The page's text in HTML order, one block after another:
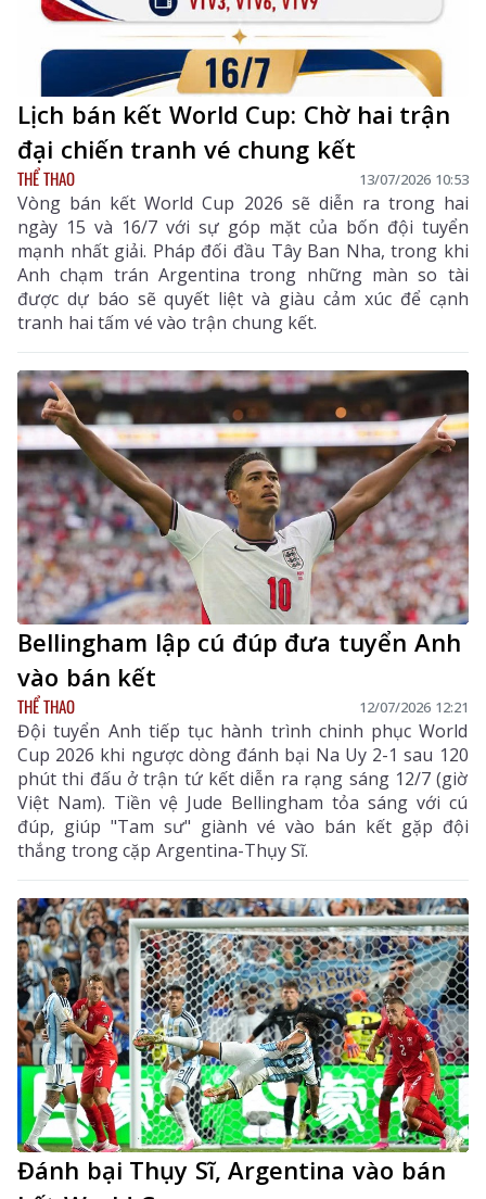
Lịch bán kết World Cup: Chờ hai trận
đại chiến tranh vé chung kết
THỂ THAO 13/07/2026 10:53
Vòng bán kết World Cup 2026 sẽ diễn ra trong hai
ngày 15 và 16/7 với sự góp mặt của bốn đội tuyển
mạnh nhất giải. Pháp đối đầu Tây Ban Nha, trong khi
Anh chạm trán Argentina trong những màn so tài
được dự báo sẽ quyết liệt và giàu cảm xúc để cạnh
tranh hai tấm vé vào trận chung kết.
Bellingham lập cú đúp đưa tuyển Anh
vào bán kết
THỂ THAO 12/07/2026 12:21
Đội tuyển Anh tiếp tục hành trình chinh phục World
Cup 2026 khi ngược dòng đánh bại Na Uy 2-1 sau 120
phút thi đấu ở trận tứ kết diễn ra rạng sáng 12/7 (giờ
Việt Nam). Tiền vệ Jude Bellingham tỏa sáng với cú
đúp, giúp "Tam sư" giành vé vào bán kết gặp đội
thắng trong cặp Argentina-Thụy Sĩ.
Đánh bại Thụy Sĩ, Argentina vào bán